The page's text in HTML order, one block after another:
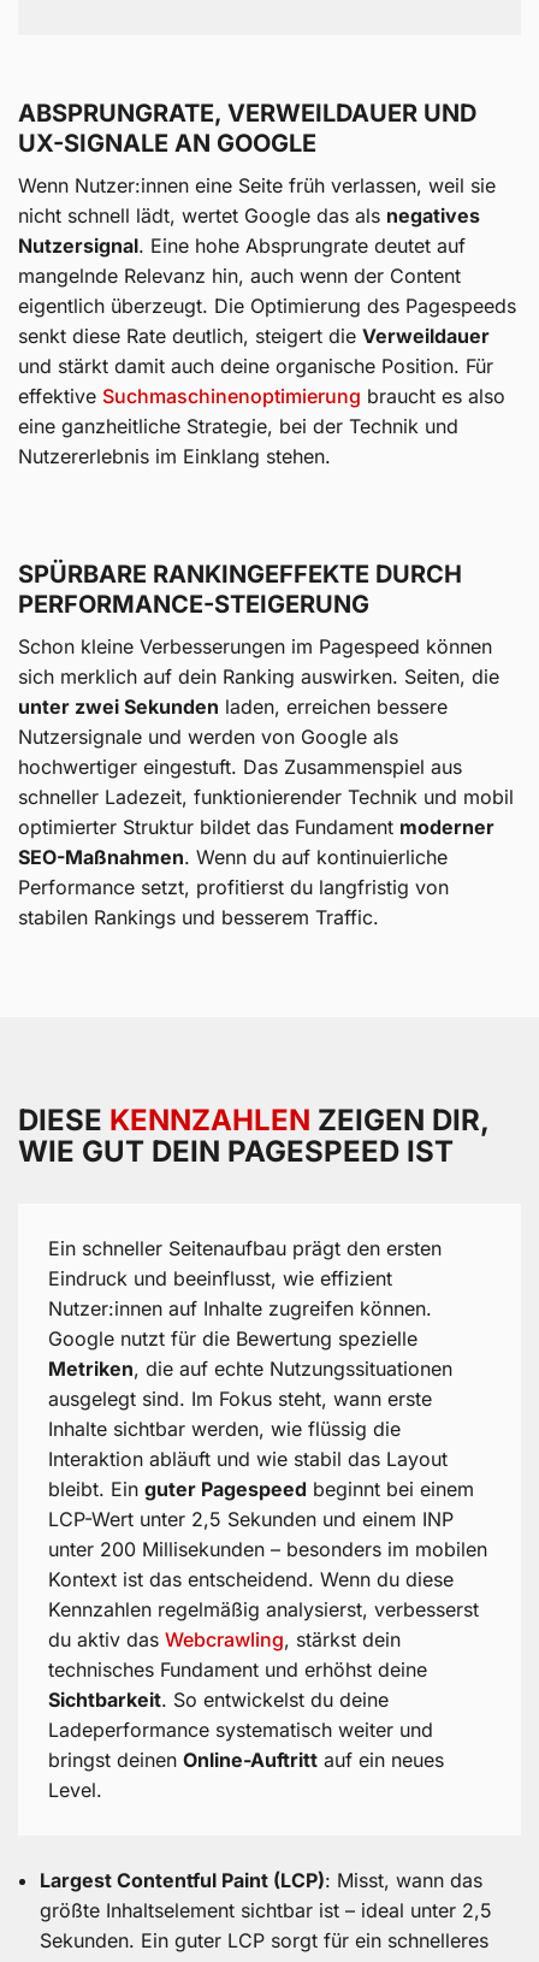
ABSPRUNGRATE, VERWEILDAUER UND
UX-SIGNALE AN GOOGLE
Wenn Nutzer:innen eine Seite früh verlassen, weil sie
nicht schnell lädt, wertet Google das als negatives
Nutzersignal. Eine hohe Absprungrate deutet auf
mangelnde Relevanz hin, auch wenn der Content
eigentlich überzeugt. Die Optimierung des Pagespeeds
senkt diese Rate deutlich, steigert die Verweildauer
und stärkt damit auch deine organische Position. Für
effektive Suchmaschinenoptimierung braucht es also
eine ganzheitliche Strategie, bei der Technik und
Nutzererlebnis im Einklang stehen.
SPÜRBARE RANKINGEFFEKTE DURCH
PERFORMANCE-STEIGERUNG
Schon kleine Verbesserungen im Pagespeed können
sich merklich auf dein Ranking auswirken. Seiten, die
unter zwei Sekunden laden, erreichen bessere
Nutzersignale und werden von Google als
hochwertiger eingestuft. Das Zusammenspiel aus
schneller Ladezeit, funktionierender Technik und mobil
optimierter Struktur bildet das Fundament moderner
SEO-Maßnahmen. Wenn du auf kontinuierliche
Performance setzt, profitierst du langfristig von
stabilen Rankings und besserem Traffic.
DIESE KENNZAHLEN ZEIGEN DIR,
WIE GUT DEIN PAGESPEED IST
Ein schneller Seitenaufbau prägt den ersten
Eindruck und beeinflusst, wie effizient
Nutzer:innen auf Inhalte zugreifen können.
Google nutzt für die Bewertung spezielle
Metriken, die auf echte Nutzungssituationen
ausgelegt sind. Im Fokus steht, wann erste
Inhalte sichtbar werden, wie flüssig die
Interaktion abläuft und wie stabil das Layout
bleibt. Ein guter Pagespeed beginnt bei einem
LCP-Wert unter 2,5 Sekunden und einem INP
unter 200 Millisekunden – besonders im mobilen
Kontext ist das entscheidend. Wenn du diese
Kennzahlen regelmäßig analysierst, verbesserst
du aktiv das Webcrawling, stärkst dein
technisches Fundament und erhöhst deine
Sichtbarkeit. So entwickelst du deine
Ladeperformance systematisch weiter und
bringst deinen Online-Auftritt auf ein neues
Level.
Largest Contentful Paint (LCP): Misst, wann das
größte Inhaltselement sichtbar ist – ideal unter 2,5
Sekunden. Ein guter LCP sorgt für ein schnelleres